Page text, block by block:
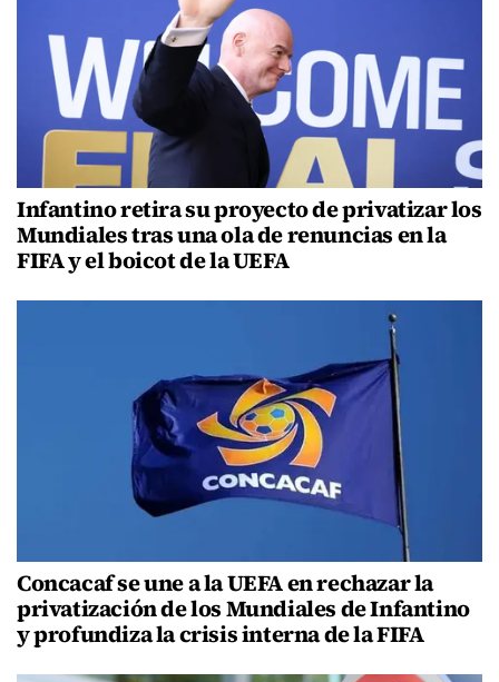
Infantino retira su proyecto de privatizar los
Mundiales tras una ola de renuncias en la
FIFA y el boicot de la UEFA
Concacaf se une a la UEFA en rechazar la
privatización de los Mundiales de Infantino
y profundiza la crisis interna de la FIFA